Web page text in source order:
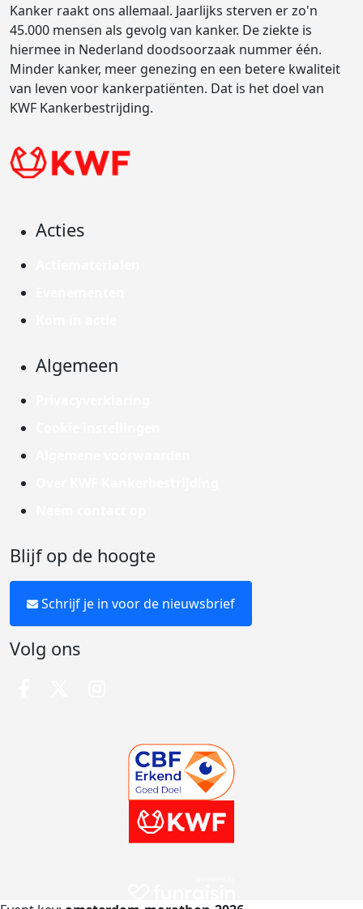
Kanker raakt ons allemaal. Jaarlijks sterven er zo'n
45.000 mensen als gevolg van kanker. De ziekte is
hiermee in Nederland doodsoorzaak nummer één.
Minder kanker, meer genezing en een betere kwaliteit
van leven voor kankerpatiënten. Dat is het doel van
KWF Kankerbestrijding.
Acties
Algemeen
Blijf op de hoogte
Schrijf je in voor de nieuwsbrief
Volg ons